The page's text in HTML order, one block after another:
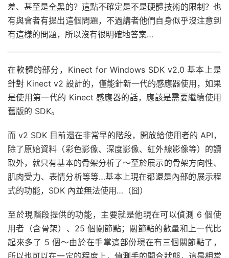
差、甚至是全黑的？這點不確定是不是硬體技術的限制？也
有與會者有提出這個問題，不過講者他們自身似乎沒注意到
有這樣的問題，所以沒有很明確地答案…
在軟體的部分，Kinect for Windows SDK v2.0 基本上是
針對 Kinect v2 設計的，僅能針新一代的感應器使用，如果
是使用第一代的 Kinect 感應器的話，應該是需要繼續使用
舊版的 SDK。
而 v2 SDK 目前還在非常早的階段，開放給使用者的 API，
除了原始資料（彩色影像、深度影像、紅外線影像等）的讀
取外，就只有基本的骨架分析了～至於展示的骨架方向性、
肌肉受力、表情分析等等…基本上現在都還是內部的展示程
式的功能，SDK 內並無法使用…（囧）
至於現階段提供的功能，主要就是他現在可以偵測 6 個使
用者（含骨架）、25 個關節點；關節點的數量和上一代比
起來多了 5 個～由於在手掌這部份現在有三個關節點了，
所以也可以在一定的程度上，偵測手的開合狀態，這是相當